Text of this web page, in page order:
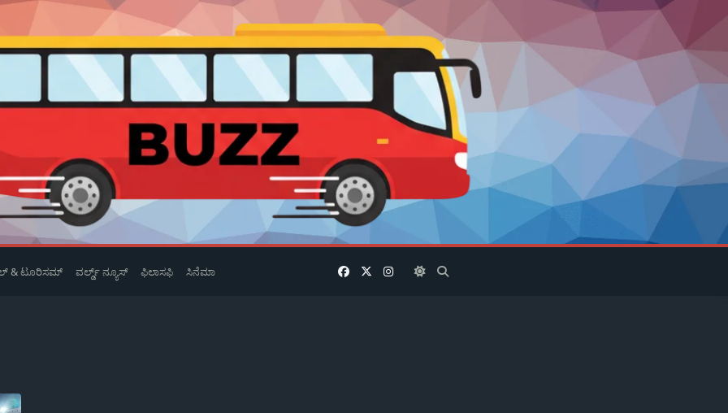
& ಟೂರಿಸಮ್ ವರ್ಲ್ಡ್ ನ್ಯೂಸ್ ಫಿಲಾಸಫಿ ಸಿನೆಮಾ